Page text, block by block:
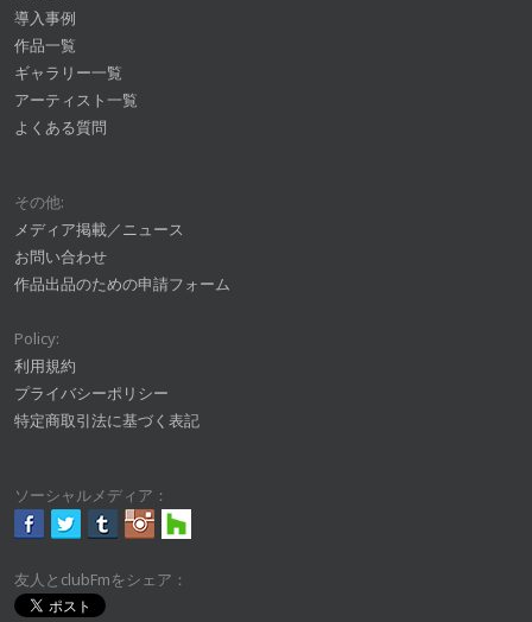
導入事例
作品一覧
ギャラリー一覧
アーティスト一覧
よくある質問
その他:
メディア掲載／ニュース
お問い合わせ
作品出品のための申請フォーム
Policy:
利用規約
プライバシーポリシー
特定商取引法に基づく表記
ソーシャルメディア：
友人とclubFmをシェア：